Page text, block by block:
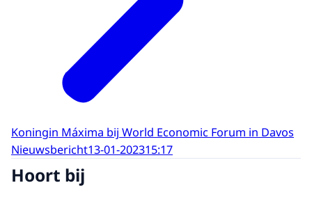
Koningin Máxima bij World Economic Forum in Davos
Nieuwsbericht13-01-202315:17
Hoort bij